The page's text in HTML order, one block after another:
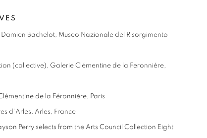
Bachelot, Museo Nazionale del Risorgimento
(collective), Galerie Clémentine de la Feronnière,
de la Féronnière, Paris
d’Arles, Arles, France
Perry selects from the Arts Council Collection Eight